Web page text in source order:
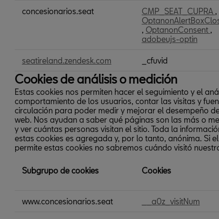
concesionarios.seat CMP_SEAT_CUPRA ,
, OptanonConsent ,
adobeujs-optin
seatireland.zendesk.com _cfuvid
Cookies de análisis o medición
Estas cookies nos permiten hacer el seguimiento y el
comportamiento de los usuarios, contar las visitas y
circulación para poder medir y mejorar el desempeño
web. Nos ayudan a saber qué páginas son las más o
y ver cuántas personas visitan el sitio. Toda la
estas cookies es agregada y, por lo tanto, anónima. Si
permite estas cookies no sabremos cuándo visitó
de
Subgrupo de cookies Cookies
www.concesionarios.seat __a0z_visitNum